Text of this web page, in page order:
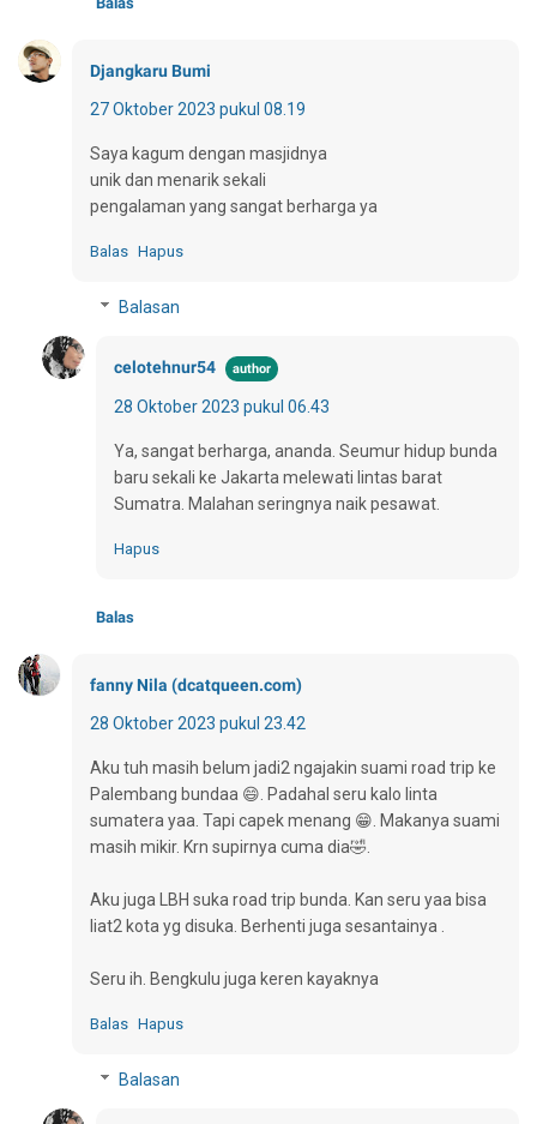
Djangkaru Bumi
27 Oktober 2023 pukul 08.19
Saya kagum dengan masjidnya
unik dan menarik sekali
pengalaman yang sangat berharga ya
Balas Hapus
Balasan
celotehnur54
28 Oktober 2023 pukul 06.43
Ya, sangat berharga, ananda. Seumur hidup bunda
baru sekali ke Jakarta melewati lintas barat
Sumatra. Malahan seringnya naik pesawat.
Hapus
Balas
fanny Nila (dcatqueen.com)
28 Oktober 2023 pukul 23.42
Aku tuh masih belum jadi2 ngajakin suami road trip ke
Palembang bundaa 😄. Padahal seru kalo linta
sumatera yaa. Tapi capek menang 😁. Makanya suami
masih mikir. Krn supirnya cuma dia🤣.
Aku juga LBH suka road trip bunda. Kan seru yaa bisa
liat2 kota yg disuka. Berhenti juga sesantainya .
Seru ih. Bengkulu juga keren kayaknya
Balas Hapus
Balasan